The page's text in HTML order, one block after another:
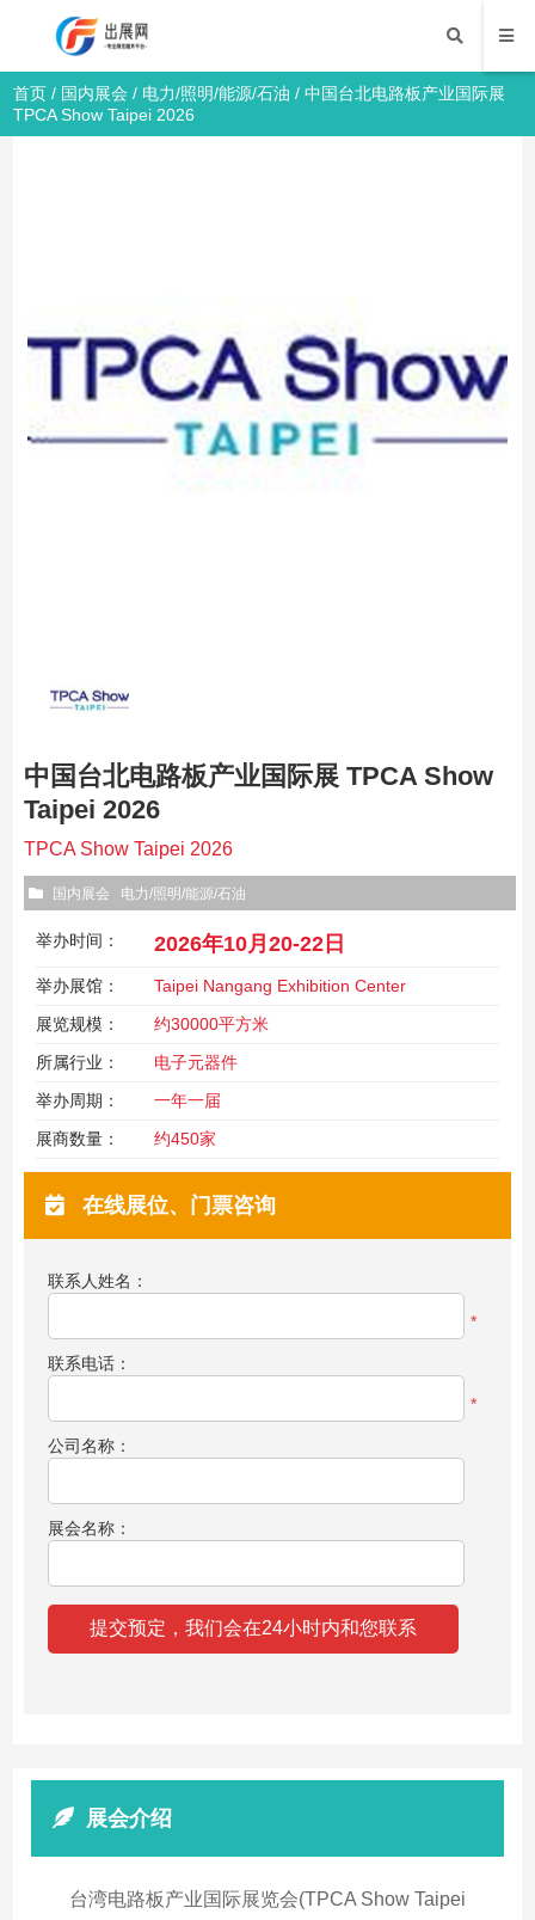
首页 / 国内展会 / 电力/照明/能源/石油 / 中国台北电路板产业国际展
TPCA Show Taipei 2026
中国台北电路板产业国际展 TPCA Show
Taipei 2026
TPCA Show Taipei 2026
国内展会 电力/照明/能源/石油
举办时间： 2026年10月20-22日
举办展馆：
Taipei Nangang Exhibition Center
展览规模：
约30000平方米
所属行业：
电子元器件
举办周期：
一年一届
展商数量：
约450家
在线展位、门票咨询
联系人姓名：
*
联系电话：
*
公司名称：
展会名称：
展会介绍
台湾电路板产业国际展览会(TPCA Show Taipei